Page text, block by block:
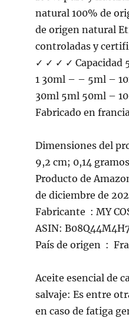
natural 100% de
de origen natural
controladas y
✓ ✓ ✓ ✓ Capacidad
1 30ml – – 5ml –
30ml 5ml 50ml –
Fabricado en
Dimensiones del
9,2 cm; 0,14 gramos
Producto de
de diciembre de
Fabricante ‏ :
ASIN:
País de
Aceite esencial de
salvaje: Es entre
en caso de fatiga